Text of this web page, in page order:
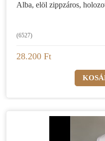
Alba, elöl zippzáros,
(6527)
28.200 Ft